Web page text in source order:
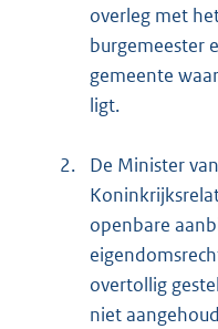
overleg met
burgemeester
gemeente
ligt.
2.
De Minister
openbare
overtollig
niet